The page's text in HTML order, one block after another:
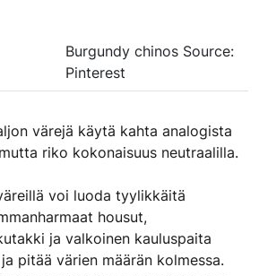
Burgundy chinos Source:
Pinterest
värejä käytä kahta analogista
riko kokonaisuus neutraalilla.
voi luoda tyylikkäitä
housut,
ja valkoinen kauluspaita
pitää värien määrän kolmessa.